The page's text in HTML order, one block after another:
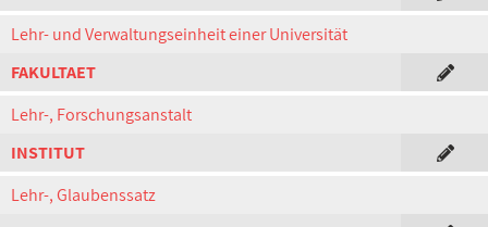
Lehr- und Verwaltungseinheit einer Universität
FAKULTAET
Lehr-, Forschungsanstalt
INSTITUT
Lehr-, Glaubenssatz